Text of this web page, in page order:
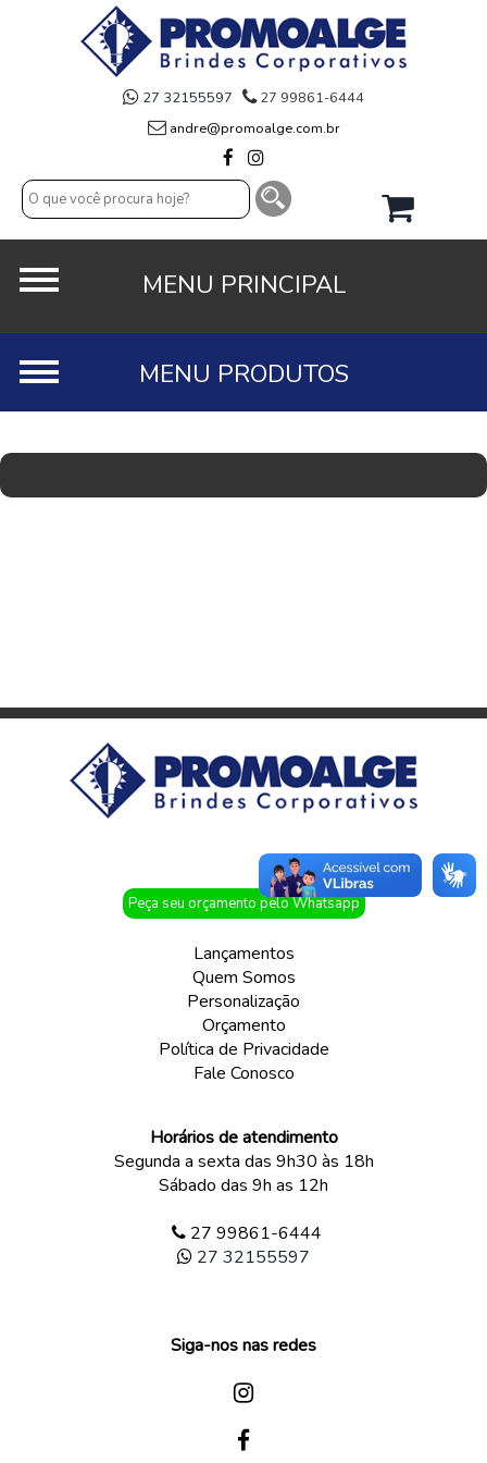
27 32155597
27 99861-6444
andre@promoalge.com.br
Peça seu orçamento pelo Whatsapp
Lançamentos
Quem Somos
Personalização
Orçamento
Política de Privacidade
Fale Conosco
Horários de atendimento
Segunda a sexta das 9h30 às 18h
Sábado das 9h as 12h
27 99861-6444
27 32155597
Siga-nos nas redes